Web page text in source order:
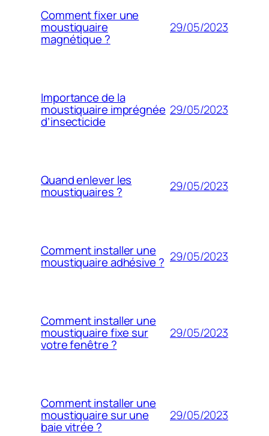
Comment fixer une
moustiquaire
magnétique ?
29/05/2023
Importance de la
moustiquaire imprégnée
d’insecticide
29/05/2023
Quand enlever les
moustiquaires ? 29/05/2023
Comment installer une
moustiquaire adhésive ? 29/05/2023
Comment installer une
moustiquaire fixe sur
votre fenêtre ?
29/05/2023
Comment installer une
moustiquaire sur une
baie vitrée ?
29/05/2023